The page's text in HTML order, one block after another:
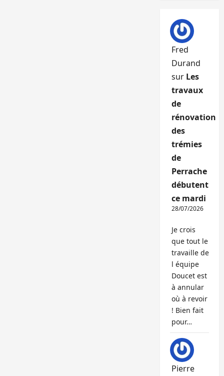
Fred
Durand
sur Les
travaux
de
rénovation
des
trémies
de
Perrache
débutent
ce mardi
28/07/2026
Je crois
que tout le
travaille de
l équipe
Doucet est
à annular
où à revoir
! Bien fait
pour…
Pierre